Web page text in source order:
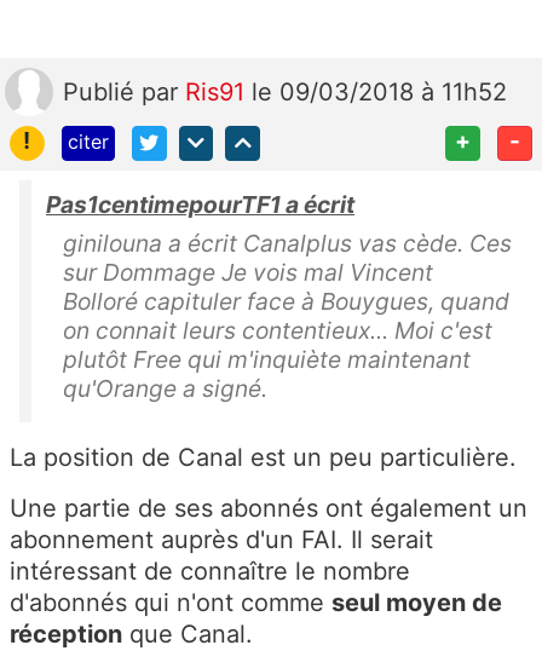
Publié par Ris91 le 09/03/2018 à 11h52
!
citer + -
Pas1centimepourTF1 a écrit
ginilouna a écrit Canalplus vas cède. Ces
sur Dommage Je vois mal Vincent
Bolloré capituler face à Bouygues, quand
on connait leurs contentieux... Moi c'est
plutôt Free qui m'inquiète maintenant
qu'Orange a signé.
La position de Canal est un peu particulière.
Une partie de ses abonnés ont également un
abonnement auprès d'un FAI. Il serait
intéressant de connaître le nombre
d'abonnés qui n'ont comme seul moyen de
réception que Canal.